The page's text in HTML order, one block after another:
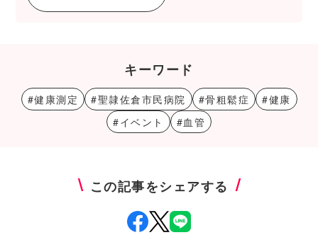
キーワード
#健康測定 #聖隷佐倉市民病院 #骨粗鬆症
#健康
#イベント
#血管
この記事をシェアする